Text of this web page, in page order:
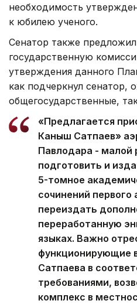
необходимость
к юбилею ученого.
Сенатор также предложил
государственную
утверждения данного
как подчеркнул сенатор,
общегосударственные,
«Предлагается
Каныш Сатпаев»
Павлодара - малой
подготовить и
5-томное
сочинений
переиздать
переработанную
языках. Важно
функционирующие
Сатпаева в
требованиями,
комплекс в